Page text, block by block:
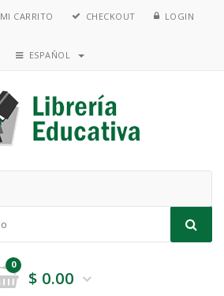
MI CARRITO CHECKOUT LOGIN
ESPAÑOL
0
$ 0.00